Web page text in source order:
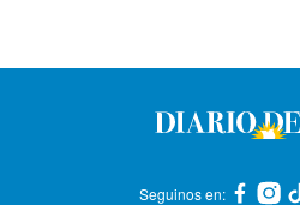
Seguinos en: